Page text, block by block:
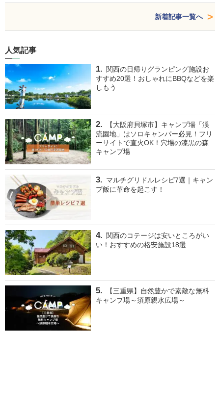
新着記事一覧へ
人気記事
関西の日帰りグランピング施設お
すすめ20選！おしゃれにBBQなどを楽
しもう
【大阪府貝塚市】キャンプ場「渓
流園地」はソロキャンパー必見！フリ
ーサイトで直火OK！穴場の漆黒の森
キャンプ場
マルチグリドルレシピ7選｜キャン
プ飯に革命を起こす！
関西のコテージは安いところがい
い！おすすめの格安施設18選
【三重県】自然豊かで素敵な無料
キャンプ場～須原親水広場～